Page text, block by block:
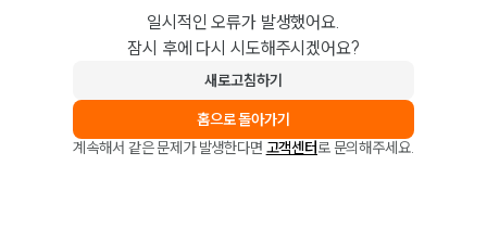
일시적인 오류가 발생했어요.
잠시 후에 다시 시도해주시겠어요?
새로고침하기
홈으로 돌아가기
계속해서 같은 문제가 발생한다면 고객센터로 문의해주세요.